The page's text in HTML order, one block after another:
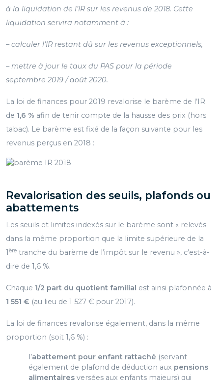
à la liquidation de l’IR sur les revenus de 2018. Cette
liquidation servira notamment à :
– calculer l’IR restant dû sur les revenus exceptionnels,
– mettre à jour le taux du PAS pour la période
septembre 2019 / août 2020.
La loi de finances pour 2019 revalorise le barème de l’IR
de 1,6 % afin de tenir compte de la hausse des prix (hors
tabac). Le barème est fixé de la façon suivante pour les
revenus perçus en 2018 :
Revalorisation des seuils, plafonds ou
abattements
Les seuils et limites indexés sur le barème sont « relevés
dans la même proportion que la limite supérieure de la
1ère tranche du barème de l’impôt sur le revenu », c’est-à-
dire de 1,6 %.
Chaque 1/2 part du quotient familial est ainsi plafonnée à
1 551 € (au lieu de 1 527 € pour 2017).
La loi de finances revalorise également, dans la même
proportion (soit 1,6 %) :
l’abattement pour enfant rattaché (servant
également de plafond de déduction aux pensions
alimentaires versées aux enfants majeurs) qui